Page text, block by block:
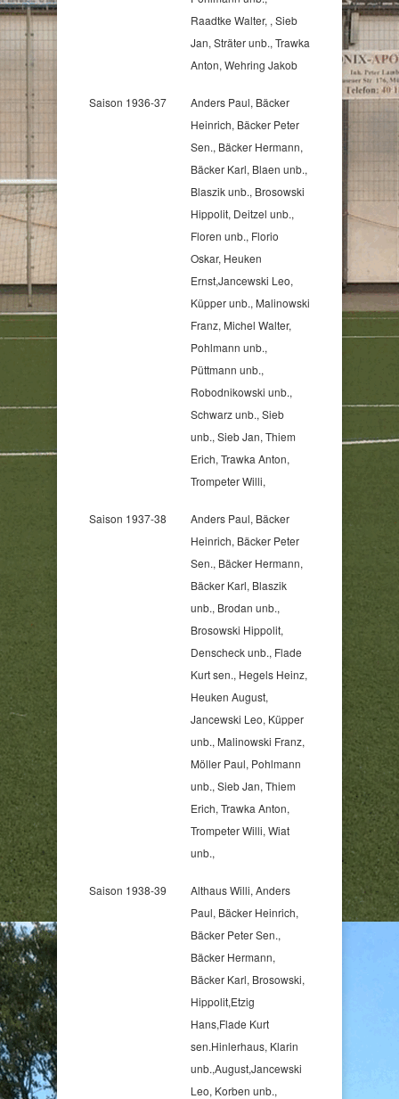
Raadtke Walter, , Sieb
Jan, Sträter unb., Trawka
Anton, Wehring Jakob
Saison 1936-37
Anders Paul, Bäcker
Heinrich, Bäcker Peter
Sen., Bäcker Hermann,
Bäcker Karl, Blaen unb.,
Blaszik unb., Brosowski
Hippolit, Deitzel unb.,
Floren unb., Florio
Oskar, Heuken
Ernst,Jancewski Leo,
Küpper unb., Malinowski
Franz, Michel Walter,
Pohlmann unb.,
Püttmann unb.,
Robodnikowski unb.,
Schwarz unb., Sieb
unb., Sieb Jan, Thiem
Erich, Trawka Anton,
Trompeter Willi,
Saison 1937-38
Anders Paul, Bäcker
Heinrich, Bäcker Peter
Sen., Bäcker Hermann,
Bäcker Karl, Blaszik
unb., Brodan unb.,
Brosowski Hippolit,
Denscheck unb., Flade
Kurt sen., Hegels Heinz,
Heuken August,
Jancewski Leo, Küpper
unb., Malinowski Franz,
Möller Paul, Pohlmann
unb., Sieb Jan, Thiem
Erich, Trawka Anton,
Trompeter Willi, Wiat
unb.,
Saison 1938-39
Althaus Willi, Anders
Paul, Bäcker Heinrich,
Bäcker Peter Sen.,
Bäcker Hermann,
Bäcker Karl, Brosowski,
Hippolit,Etzig
Hans,Flade Kurt
sen.Hinlerhaus, Klarin
unb.,August,Jancewski
Leo, Korben unb.,